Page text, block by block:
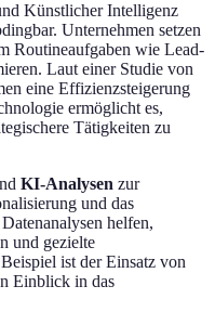
Künstlicher Intelligenz
Unternehmen setzen
Routineaufgaben wie Lead-
Laut einer Studie von
eine Effizienzsteigerung
ermöglicht es,
Tätigkeiten zu
KI-Analysen zur
und das
helfen,
und gezielte
ist der Einsatz von
Einblick in das